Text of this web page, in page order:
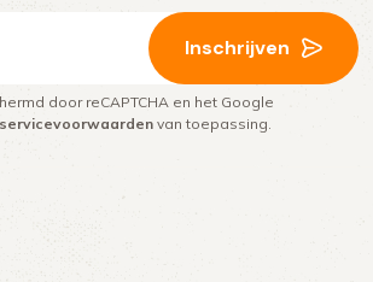
Inschrijven
door reCAPTCHA en het Google
servicevoorwaarden van toepassing.